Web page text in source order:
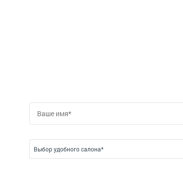
Выбор удобного салона*